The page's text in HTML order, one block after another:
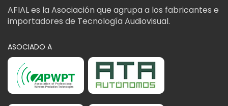
AFIAL es la Asociación que agrupa a los fabricantes e
importadores de Tecnología Audiovisual.
ASOCIADO A